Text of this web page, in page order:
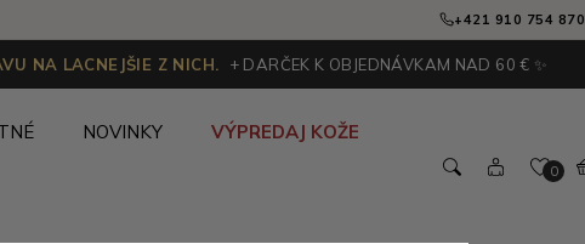
+421 910 754 870
NA LACNEJŠIE Z NICH. + DARČEK K OBJEDNÁVKAM NAD 60 € ✨
NOVINKY VÝPREDAJ KOŽE
0